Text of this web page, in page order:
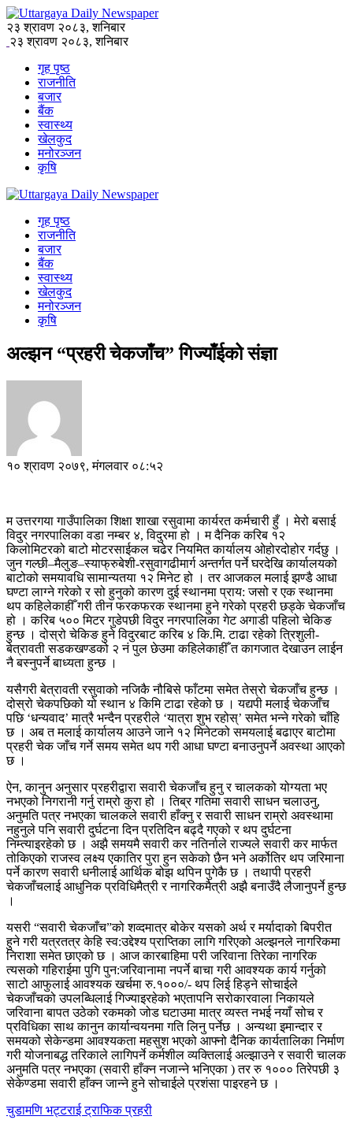
२३ श्रावण २०८३, शनिबार
२३ श्रावण २०८३, शनिबार
गृह पृष्ठ
राजनीति
बजार
बैंक
स्वास्थ्य
खेलकुद
मनोरञ्जन
कृषि
गृह पृष्ठ
राजनीति
बजार
बैंक
स्वास्थ्य
खेलकुद
मनोरञ्जन
कृषि
अल्झन “प्रहरी चेकजाँच” गिज्याँईको संज्ञा
१० श्रावण २०७९, मंगलवार ०८:५२
म उत्तरगया गाउँपालिका शिक्षा शाखा रसुवामा कार्यरत कर्मचारी हुँ । मेरो बसाई
विदुर नगरपालिका वडा नम्बर ४, विदुरमा हो । म दैनिक करिब १२
किलोमिटरको बाटो मोटरसाईकल चढेर नियमित कार्यालय ‍ओहोरदोहोर गर्दछु ।
जुन गल्छी–मैलुङ–स्याफ्रुबेशी-रसुवागढीमार्ग अन्तर्गत पर्ने घरदेखि कार्यालयको
बाटोको समयावधि सामान्यतया १२ मिनेट हो । तर आजकल मलाई झण्डै आधा
घण्टा लाग्ने गरेको र सो हुनुको कारण दुई स्थानमा प्राय: जसो र एक स्थानमा
थप कहिलेकाहीँ गरी तीन फरकफरक स्थानमा हुने गरेको प्रहरी छड्के चेकजाँच
हो । करिब ५०० मिटर गुडेपछी विदुर नगरपालिका गेट अगाडी पहिलो चेकिङ
हुन्छ । दोस्रो चेकिङ हुने विदुरबाट करिब ४ कि.मि. टाढा रहेको त्रिशुली-
बेत्रावती सडकखण्डको २ नं पुल छेउमा कहिलेकाहीँ त कागजात देखाउन लाईन
नै बस्नुपर्ने बाध्यता हुन्छ ।
यसैगरी बेत्रावती रसुवाको नजिकै नौबिसे फाँटमा समेत तेस्रो चेकजाँच हुन्छ ।
दोस्रो चेकपछिको यो स्थान ४ किमि टाढा रहेको छ । यद्यपी मलाई चेकजाँच
पछि ‘धन्यवाद’ मात्रै भन्दैन प्रहरीले ‘यात्रा शुभ रहोस्’ समेत भन्ने गरेको चाँहि
छ । अब त मलाई कार्यालय आउने जाने १२ मिनेटको समयलाई बढाएर बाटोमा
प्रहरी चेक जाँच गर्ने समय समेत थप गरी आधा घण्टा बनाउनुपर्ने अवस्था आएको
छ ।
ऐन, कानुन अनुसार प्रहरीद्वारा सवारी चेकजाँच हुनु र चालकको योग्यता भए
नभएको निगरानी गर्नु राम्रो कुरा हो । तिब्र गतिमा सवारी साधन चलाउनु,
अनुमति पत्र नभएका चालकले सवारी हाँक्नु र सवारी साधन राम्रो अवस्थामा
नहुनुले पनि सवारी दुर्घटना दिन प्रतिदिन बढ्दै गएको र थप दुर्घटना
निम्त्याइरहेको छ । अझै समयमै सवारी कर नतिर्नाले राज्यले सवारी कर मार्फत
तोकिएको राजस्व लक्ष्य एकातिर पुरा हुन सकेको छैन भने अर्कोतिर थप जरिमाना
पर्ने कारण सवारी धनीलाई आर्थिक बोझ थपिन पुगेकै छ । तथापी प्रहरी
चेकजाँचलाई आधुनिक प्रविधिमैत्री र नागरिकमैत्री अझै बनाउँदै लैजानुपर्ने हुन्छ
।
यसरी “सवारी चेकजाँच”को शव्दमात्र बोकेर यसको अर्थ र मर्यादाको बिपरीत
हुने गरी यत्रतत्र केहि स्व:उद्देश्य प्राप्तिका लागि गरिएको अल्झनले नागरिकमा
निराशा समेत छाएको छ । आज कारबाहिमा परी जरिवाना तिरेका नागरिक
त्यसको गहिराईमा पुगि पुन:जरिवानामा नपर्ने बाचा गरी आवश्यक कार्य गर्नुको
साटो आफुलाई आवश्यक खर्चमा रु.१०००/- थप लिई हिड्ने सोचाईले
चेकजाँचको उपलब्धिलाई गिज्याइरहेको भएतापनि सरोकारवाला निकायले
जरिवाना बापत उठेको रकमको जोड घटाउमा मात्र व्यस्त नभई नयाँ सोच र
प्रविधिका साथ कानुन कार्यान्वयनमा गति लिनु पर्नेछ । अन्यथा इमान्दार र
समयको सेकेन्डमा आवश्यकता महसुश भएको आफ्नो दैनिक कार्यतालिका निर्माण
गरी योजनाबद्ध तरिकाले लागिपर्ने कर्मशील व्यक्तिलाई अल्झाउने र सवारी चालक
अनुमति पत्र नभएका (सवारी हाँक्न नजान्ने भनिएका ) तर रु १००० तिरेपछी ३
सेकेण्डमा सवारी हाँक्न जान्ने हुने सोचाईले प्रशंसा पाइरहने छ ।
चुडामणि भट्टराईट्राफिक प्रहरी